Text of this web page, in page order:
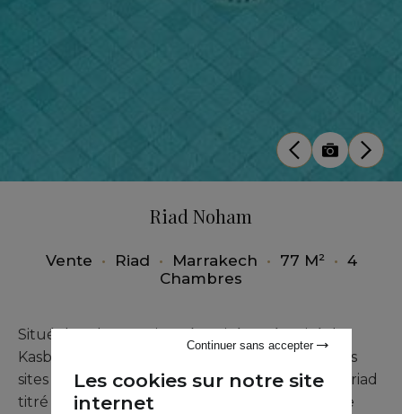
Riad Noham
Vente • Riad • Marrakech • 77 M² • 4
Chambres
Situé dans le quartier très prisé et sécurisé de
Kasbah à Marrakech, à proximité immédiate des
sites emblématiques de la ville, ce magnifique riad
titré séduit par son alliance harmonieuse entre
Les cookies sur notre site
internet
Continuer sans accepter